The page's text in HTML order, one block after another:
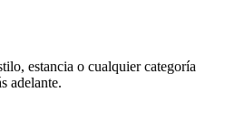
estancia o cualquier categoría
adelante.